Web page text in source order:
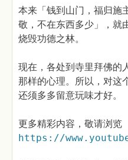
本来「钱到山门，福归施
敬，不在东西多少」，就
烧毁功德之林。
现在，各处到寺里拜佛的
那样的心理。所以，对这
还须多多留意玩味才好。
更多精彩内容，敬请浏览
https://